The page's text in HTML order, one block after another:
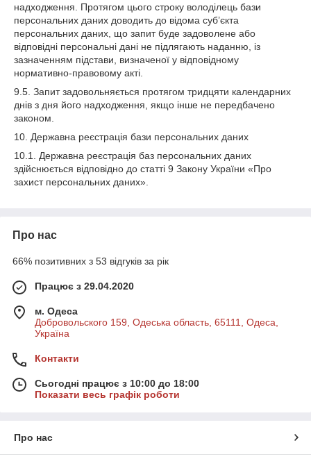
надходження. Протягом цього строку володілець бази
персональних даних доводить до відома суб’єкта
персональних даних, що запит буде задоволене або
відповідні персональні дані не підлягають наданню, із
зазначенням підстави, визначеної у відповідному
нормативно-правовому акті.
9.5. Запит задовольняється протягом тридцяти календарних
днів з дня його надходження, якщо інше не передбачено
законом.
10. Державна реєстрація бази персональних даних
10.1. Державна реєстрація баз персональних даних
здійснюється відповідно до статті 9 Закону України «Про
захист персональних даних».
Про нас
66% позитивних з 53 відгуків за рік
Працює з 29.04.2020
м. Одеса
Добровольского 159, Одеська область, 65111, Одеса,
Україна
Контакти
Сьогодні працює з 10:00 до 18:00
Показати весь графік роботи
Про нас